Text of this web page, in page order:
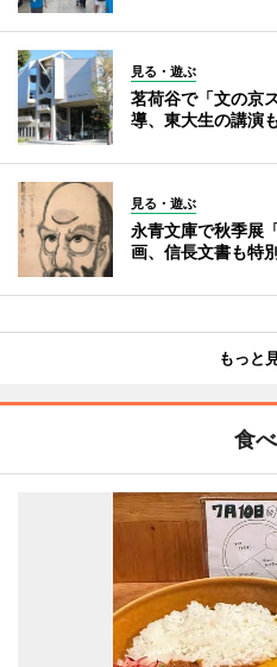
見る・遊ぶ
茗荷谷で「文の京
導、東大生の講演
見る・遊ぶ
永青文庫で秋季展
画、信長文書も特
もっと
食